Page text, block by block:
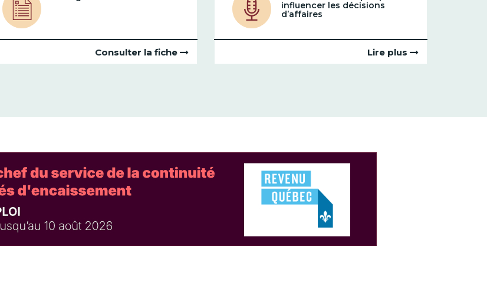
Consulter la fiche
influencer les décisions
d’affaires
Lire plus